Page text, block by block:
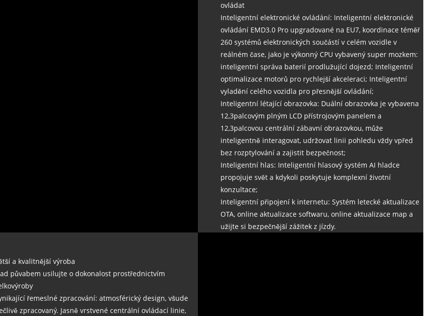
ovládat
Inteligentní elektronické ovládání: Inteligentní elektronické
ovládání EMD3.0 Pro upgradované na EU7, koordinace téměř
260 systémů elektronických součástí v celém vozidle v
reálném čase, jako je výkonný CPU vybavený super mozkem:
inteligentní správa baterií prodlužující dojezd; Inteligentní
optimalizace motorů pro rychlejší akceleraci; Inteligentní
vyladění celého vozidla pro přesnější ovládání;
Inteligentní létající obrazovka: Duální obrazovka je vybavena
12,3palcovým plným LCD přístrojovým panelem a
12,3palcovou centrální zábavní obrazovkou, může
inteligentně interagovat, udržovat linii pohledu vždy vpřed
bez rozptylování a zajistit bezpečnost;
Inteligentní hlas: Inteligentní hlasový systém AI hladce
propojuje svět a kdykoli poskytuje komplexní životní
konzultace;
Inteligentní připojení k internetu: Systém letecké aktualizace
OTA, online aktualizace softwaru, online aktualizace map a
užijte si bezpečnější zážitek z jízdy.
a kvalitnější výroba
půvabem usilujte o dokonalost prostřednictvím
řemeslné zpracování: atmosférický design, všude
zpracovaný. Jasně vrstvené centrální ovládací linie,